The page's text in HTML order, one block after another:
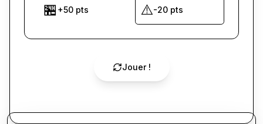
🏪 +50 pts ⚠️-20 pts
Jouer !